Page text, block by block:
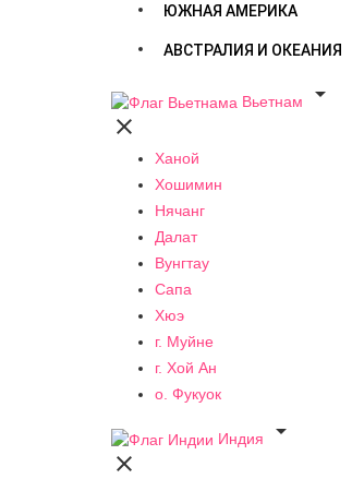
ЮЖНАЯ АМЕРИКА
АВСТРАЛИЯ И ОКЕАНИЯ
Вьетнам


Ханой
Хошимин
Нячанг
Далат
Вунгтау
Сапа
Хюэ
г. Муйне
г. Хой Ан
о. Фукуок
Индия

